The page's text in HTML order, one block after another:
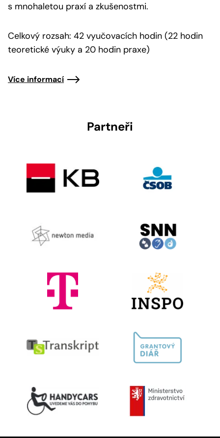
s mnohaletou praxí a zkušenostmi.
Celkový rozsah: 42 vyučovacích hodin (22 hodin
teoretické výuky a 20 hodin praxe)
Více informací
Partneři